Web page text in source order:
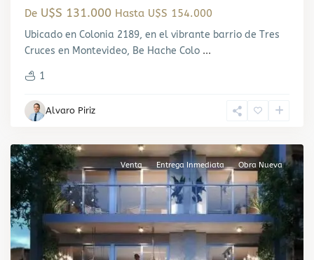
De U$S 131.000 Hasta U$S 154.000
Ubicado en Colonia 2189, en el vibrante barrio de Tres
Cruces en Montevideo, Be Hache Colo ...
1
Alvaro Piriz
Tres
Cruces,
Venta Entrega Inmediata Obra Nueva